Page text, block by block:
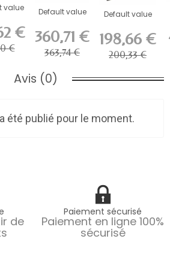
value
€
€
Default value
360,71 €
363,74 €
Default value
198,66 €
200,33 €
Avis (0)
été publié pour le moment.
de
Paiement sécurisé
Paiement en ligne 100%
sécurisé